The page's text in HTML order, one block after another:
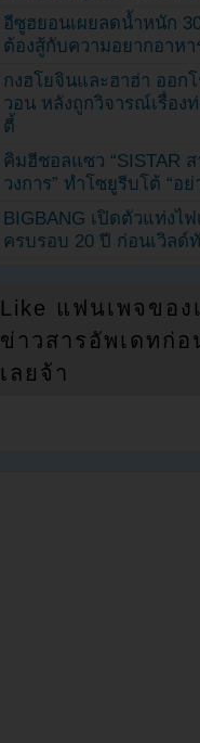
อีซูฮยอนเผยลดน้ำหนัก
ต้องสู้กับความอยากอาหา
กงฮโยจินและฮาฮ่า ออก
วอน หลังถูกวิจารณ์เรื่อง
ตี้
คิมฮีชอลแซว “SISTAR
วงการ” ทำโซยูรีบโต้ “อย่
BIGBANG เปิดตัวแท่งไ
ครบรอบ 20 ปี ก่อนเวิลด์
Like แฟนเพจของ
ข่าวสารอัพเดทก่
เลยจ้า